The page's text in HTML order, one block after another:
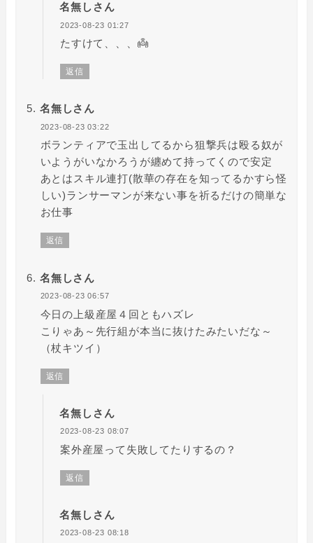
名無しさん
2023-08-23 01:27
たすけて、、、👼
返信
名無しさん
2023-08-23 03:22
ボランティアで玉出してるから狙撃兵は殴る奴が
いようがいなかろうが纏めて持ってくので安定
あとはスキル連打(散華の存在を知ってるかすら怪
しい)ランサーマンが来ない事を祈るだけの簡単な
お仕事
返信
名無しさん
2023-08-23 06:57
今日の上級産屋４回ともハズレ
こりゃあ～先行組が本当に抜けたみたいだな～
（杖キツイ）
返信
名無しさん
2023-08-23 08:07
案外産屋って失敗してたりするの？
返信
名無しさん
2023-08-23 08:18